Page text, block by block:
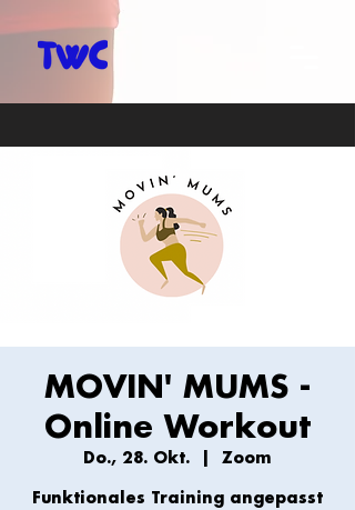
MOVIN' MUMS -
Online Workout
Do., 28. Okt. Zoom
Funktionales Training angepasst